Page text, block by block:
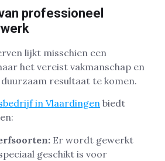
professioneel
lijkt misschien een
het vereist vakmanschap en
resultaat te komen.
in Vlaardingen biedt
Er wordt gewerkt
geschikt is voor